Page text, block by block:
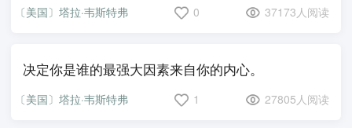
〔美国〕塔拉·韦斯特弗 0 37173人阅读
决定你是谁的最强大因素来自你的内心。
〔美国〕塔拉·韦斯特弗 1 27805人阅读